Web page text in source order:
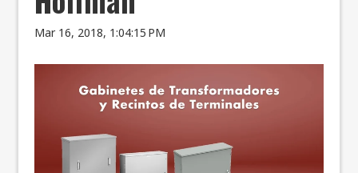
Mar 16, 2018, 1:04:15 PM